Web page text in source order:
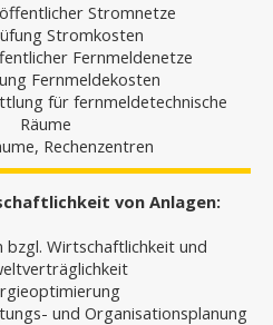
Stromnetze
Stromkosten
Fernmeldenetze
Fernmeldekosten
für fernmeldetechnische
Räume
Rechenzentren
von Anlagen:
bzgl. Wirtschaftlichkeit und
und Organisationsplanung